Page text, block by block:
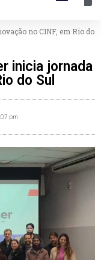
no CINF, em Rio do
inicia jornada
do Sul
pm